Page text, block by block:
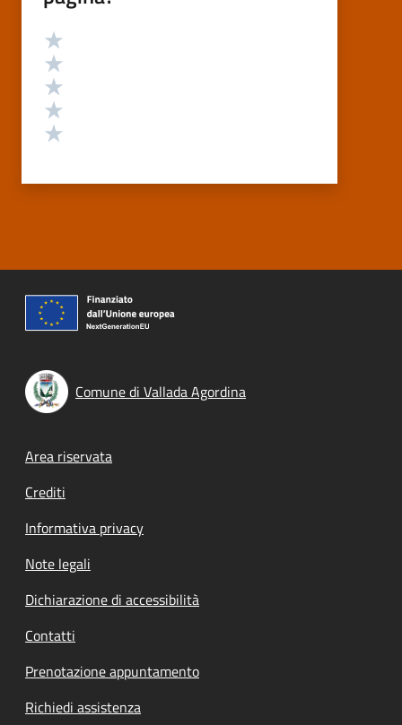
Valutazione
Comune di Vallada Agordina
Footer menu
Area riservata
Crediti
Informativa privacy
Note legali
Dichiarazione di accessibilità
Contatti
Prenotazione appuntamento
Richiedi assistenza